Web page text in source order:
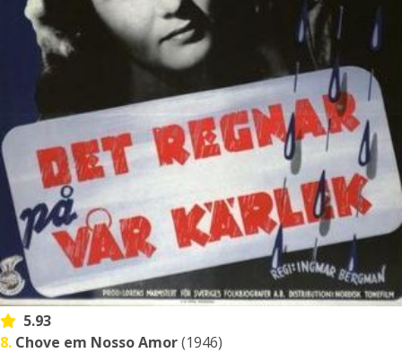
5.93
8. Chove em Nosso Amor(1946)